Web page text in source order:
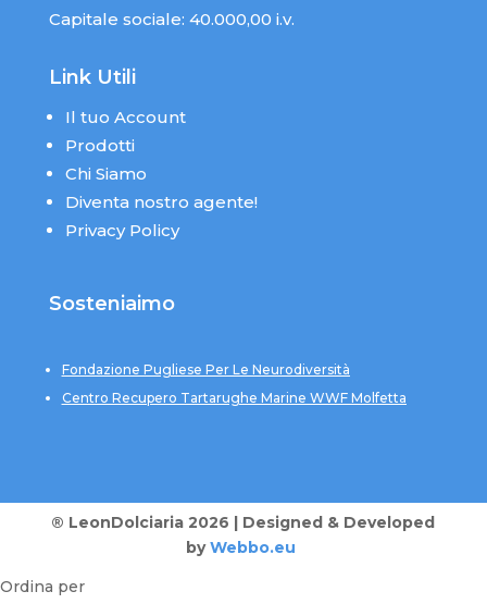
Capitale sociale: 40.000,00 i.v.
Link Utili
Il tuo Account
Prodotti
Chi Siamo
Diventa nostro agente!
Privacy Policy
Sosteniaimo
Fondazione Pugliese Per Le Neurodiversità
Centro Recupero Tartarughe Marine WWF Molfetta
® LeonDolciaria 2026 | Designed & Developed
by Webbo.eu
Ordina per